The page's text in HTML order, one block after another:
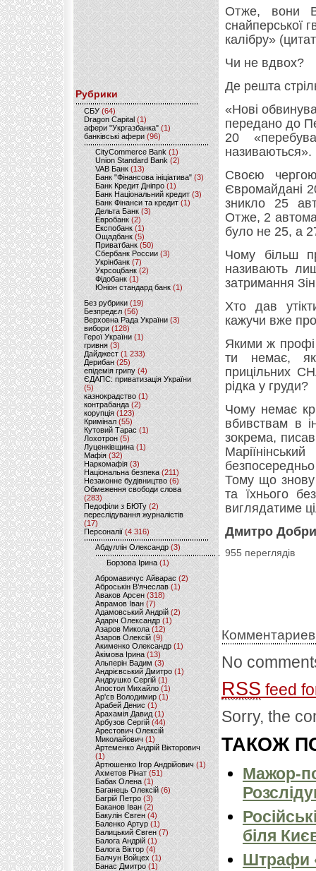
Рубрики
CБУ (64)
Dragon Capital (1)
афери "Укргазбанка" (1)
банківські афери (96)
CityCommerce Bank (1)
Union Standard Bank (2)
VAB Банк (13)
Банк "Фінансова ініціатива" (3)
Банк Кредит Дніпро (1)
Банк Національний кредит (3)
Банк Фінанси та кредит (1)
Дельта Банк (3)
Евробанк(2)
Експобанк (1)
Ощадбанк(5)
Приватбанк (50)
Сбербанк России (3)
Укрінбанк(7)
Укрсоцбанк (2)
Фідобанк (1)
Юніон стандард банк(1)
Без рубрики (19)
Безпредєл(56)
Верховна Рада України (3)
вибори(128)
Герої України(1)
гривня (3)
Дайджест (1 233)
Дерибан (25)
епідемія грипу (4)
ЄДАПС: приватизація України
(5)
казнокрадство (1)
контрабанда (2)
корупція (123)
Кримінал (55)
Кутовий Тарас (1)
Лохотрон(5)
Луценківщина (1)
Мафія (32)
Наркомафія (3)
Національна безпека (211)
Незаконне будівництво(6)
Обмеження свободи слова
(283)
Педофіли з БЮТу (2)
переслідування журналістів
(17)
Персоналії (4 316)
Абдуллін Олександр (3)
Борзова Ірина(1)
Абромавичус Айварас (2)
Аброськін В’ячеслав(1)
Аваков Арсен (318)
Аврамов Іван (7)
Адамовський Андрій(2)
Адаріч Олександр (1)
Азаров Микола (12)
Азаров Олексій (9)
Акименко Олександр(1)
Акімова Ірина(13)
Альперін Вадим (3)
Андрієвський Дмитро(1)
Андрушко Сергій(1)
Апостол Михайло(1)
Ар'єв Володимир (1)
Арабей Денис(1)
Арахамія Давид (1)
Арбузов Сергій (44)
Арестович Олексій
Миколайович(1)
Артеменко Андрій Вікторович
(1)
Артюшенко Ігор Андрійович(1)
Ахметов Рінат(51)
Бабак Олена(1)
Баганець Олексій(6)
Багрій Петро (3)
Баканов Іван(2)
Бакулін Євген (4)
Баленко Артур(1)
Балицький Євген(7)
Балога Андрій (1)
Балога Віктор (4)
Балчун Войцех (1)
Банас Дмитро (1)
Отже, вони
снайперської
калібру»
Чи не вдвох?
Де решта
«Нові
передано до
20
називаються».
Своєю
Євромайдані
зникло 25
Отже, 2
було не 25, а
Чому більш
називають
затримання
Хто дав
кажучи вже
Якими ж профі
ти немає,
прицільних
рідка у груди?
Чому немає
вбивствам в
зокрема,
Тому що знову
та їхнього
виглядатиме
Дмитро
955 переглядів
No
RSS feed
Sorry, the
ТАКОЖ
Мажор-
біля
Штрафи